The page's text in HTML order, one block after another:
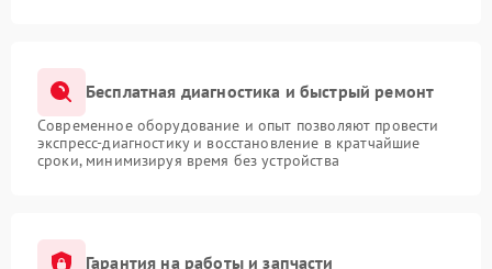
Бесплатная диагностика и быстрый ремонт
Современное оборудование и опыт позволяют провести
экспресс-диагностику и восстановление в кратчайшие
сроки, минимизируя время без устройства
Гарантия на работы и запчасти